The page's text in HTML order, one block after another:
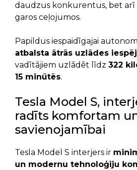
daudzus konkurentus, bet arī
garos ceļojumos.
Papildus iespaidīgajai
atbalsta ātrās uzlādes
vadītājiem uzlādēt līdz 322
15 minūtēs.
Tesla Model S,
radīts komfortam
savienojamībai
Tesla Model S interjers ir
un modernu tehnoloģiju